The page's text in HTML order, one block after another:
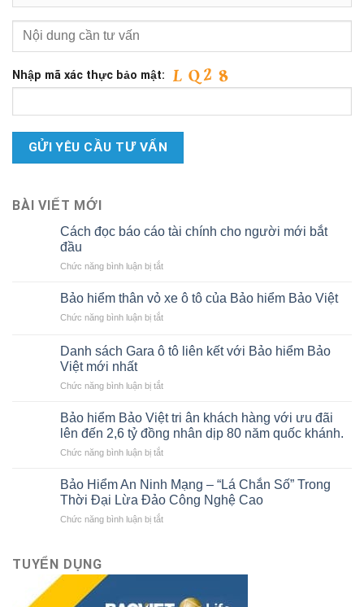
Nhập mã xác thực bảo mật:
BÀI VIẾT MỚI
Cách đọc báo cáo tài chính cho người mới bắt
đầu
Chức năng bình luận bị tắtở
cáo
chính
mới
đầu
Bảo hiểm thân vỏ xe ô tô của Bảo hiểm Bảo Việt
Chức năng bình luận bị tắtở
hiểm
thân
xe
tô
Bảo
hiểm
Việt
Danh sách Gara ô tô liên kết với Bảo hiểm Bảo
Việt mới nhất
Chức năng bình luận bị tắtở
sách
Gara
ô
tô
kết
với
hiểm
Bảo hiểm Bảo Việt tri ân khách hàng với ưu đãi
lên đến 2,6 tỷ đồng nhân dịp 80 năm quốc khánh.
Chức năng bình luận bị tắtở
hiểm
Bảo
Việt
tri
với
đãi
Bảo Hiểm An Ninh Mạng – “Lá Chắn Số” Trong
Thời Đại Lừa Đảo Công Nghệ Cao
Chức năng bình luận bị tắtở
Ninh
–
TUYỂN DỤNG